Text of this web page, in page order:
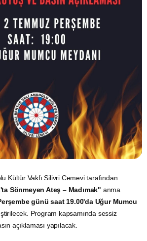
Kültür Vakfı Silivri Cemevi tarafından
Sönmeyen Ateş – Madımak" anma
günü saat 19.00'da Uğur Mumcu
Program kapsamında sessiz
açıklaması yapılacak.